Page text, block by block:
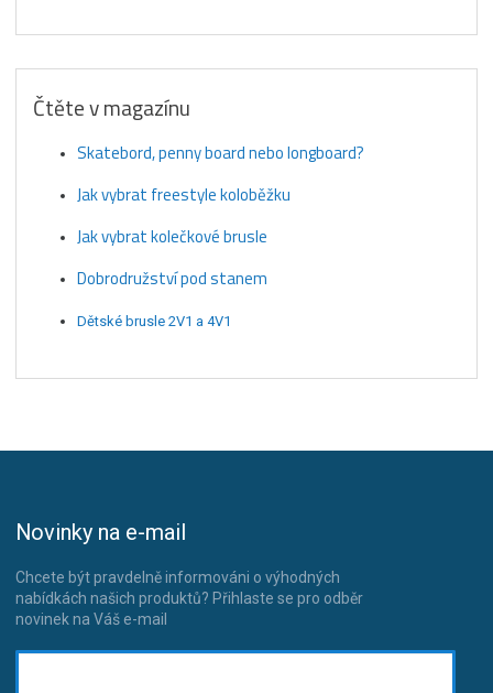
Čtěte v magazínu
Skatebord, penny board nebo longboard?
Jak vybrat freestyle koloběžku
Jak vybrat kolečkové brusle
Dobrodružství pod stanem
Dětské brusle 2V1 a 4V1
Novinky na e-mail
Chcete být pravdelně informováni o výhodných
nabídkách našich produktů? Přihlaste se pro odběr
novinek na Váš e-mail